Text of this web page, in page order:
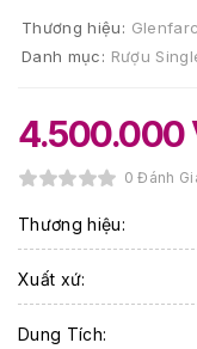
Thương hiệu:
Danh mục: Rượu
4.500.000
0 Đánh
Thương hiệu:
Xuất xứ:
Dung Tích: